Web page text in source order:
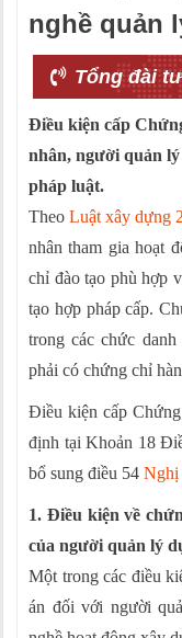
nghề quản
Tổng đài
Điều kiện cấp
nhân, người quản
pháp luật.
Theo Luật xây dựng
nhân tham gia hoạt
chỉ đào tạo phù hợp
tạo hợp pháp cấp.
trong các chức danh
phải có chứng chỉ
Điều kiện cấp
định tại Khoản 18
bổ sung điều 54 Nghị
1. Điều kiện về c
của người quản lý
Một trong các điều
án đối với người